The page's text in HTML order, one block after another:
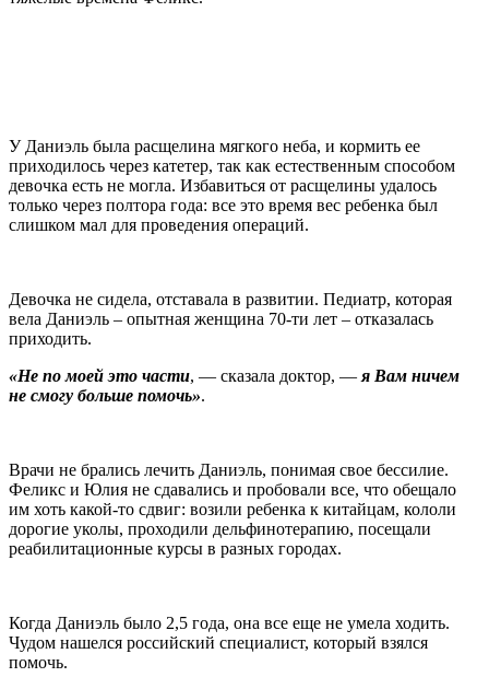
У Даниэль была расщелина мягкого неба, и кормить ее
приходилось через катетер, так как естественным способом
девочка есть не могла. Избавиться от расщелины удалось
только через полтора года: все это время вес ребенка был
слишком мал для проведения операций.
Девочка не сидела, отставала в развитии. Педиатр, которая
вела Даниэль – опытная женщина 70-ти лет – отказалась
приходить.
«Не по моей это части, — сказала доктор, — я Вам ничем
не смогу больше помочь».
Врачи не брались лечить Даниэль, понимая свое бессилие.
Феликс и Юлия не сдавались и пробовали все, что обещало
им хоть какой-то сдвиг: возили ребенка к китайцам, кололи
дорогие уколы, проходили дельфинотерапию, посещали
реабилитационные курсы в разных городах.
Когда Даниэль было 2,5 года, она все еще не умела ходить.
Чудом нашелся российский специалист, который взялся
помочь.